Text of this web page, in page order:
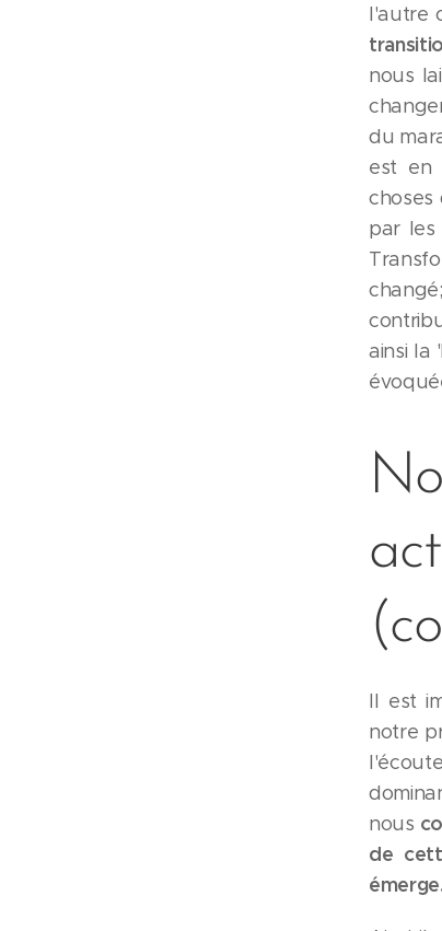
l'autre
nous
du
est en
choses
par
ainsi la
Il est
notre
nous
de